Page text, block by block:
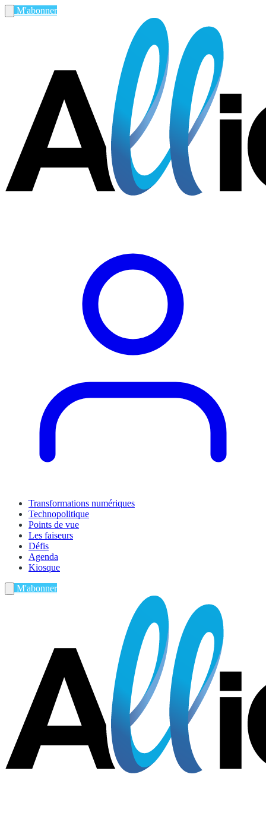
M'abonner
Transformations numériques
Technopolitique
Points de vue
Les faiseurs
Défis
Agenda
Kiosque
M'abonner